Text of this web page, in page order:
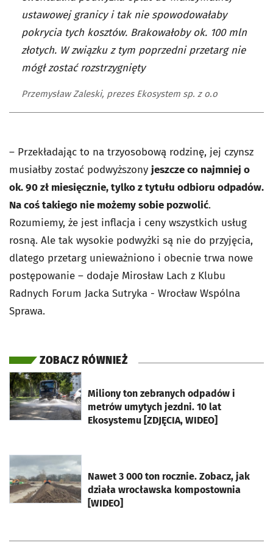
ustawowej granicy i tak nie spowodowałaby
pokrycia tych kosztów. Brakowałoby ok. 100 mln
złotych. W związku z tym poprzedni przetarg nie
mógł zostać rozstrzygnięty
Przemysław Zaleski, prezes Ekosystem sp. z o.o
– Przekładając to na trzyosobową rodzinę, jej czynsz
musiałby zostać podwyższony jeszcze co najmniej o
ok. 90 zł miesięcznie, tylko z tytułu odbioru odpadów.
Na coś takiego nie możemy sobie pozwolić.
Rozumiemy, że jest inflacja i ceny wszystkich usług
rosną. Ale tak wysokie podwyżki są nie do przyjęcia,
dlatego przetarg unieważniono i obecnie trwa nowe
postępowanie – dodaje Mirosław Lach z Klubu
Radnych Forum Jacka Sutryka - Wrocław Wspólna
Sprawa.
ZOBACZ RÓWNIEŻ
Miliony ton zebranych odpadów i
metrów umytych jezdni. 10 lat
Ekosystemu [ZDJĘCIA, WIDEO]
otworzy się w nowej karcie
Nawet 3 000 ton rocznie. Zobacz, jak
działa wrocławska kompostownia
[WIDEO]
otworzy się w nowej karcie